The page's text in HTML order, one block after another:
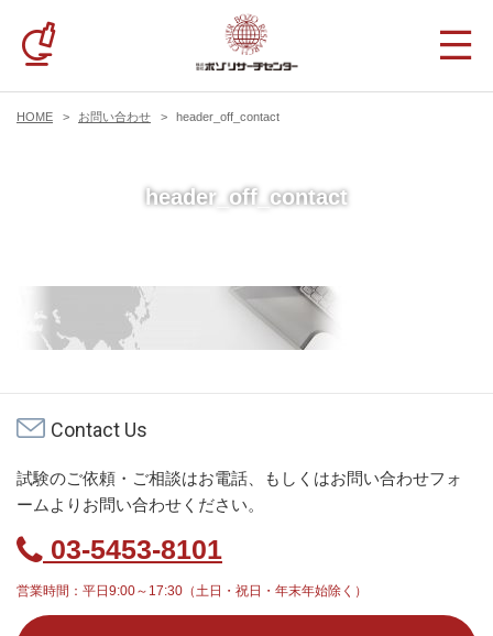
HOME お問い合わせ header_off_contact
header_off_contact
Contact Us
試験のご依頼・ご相談はお電話、もしくはお問い合わせフォ
ームよりお問い合わせください。
03-5453-8101
営業時間：平日9:00～17:30（土日・祝日・年末年始除く）